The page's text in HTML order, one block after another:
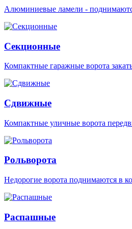
Алюминиевые ламели -
Секционные
Компактные гаражные ворота
Сдвижные
Компактные уличные ворота
Рольворота
Недорогие ворота поднимаются в
Распашные